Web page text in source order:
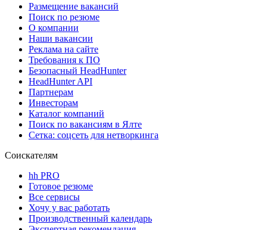
Размещение вакансий
Поиск по резюме
О компании
Наши вакансии
Реклама на сайте
Требования к ПО
Безопасный HeadHunter
HeadHunter API
Партнерам
Инвесторам
Каталог компаний
Поиск по вакансиям в Ялте
Сетка: соцсеть для нетворкинга
Соискателям
hh PRO
Готовое резюме
Все сервисы
Хочу у вас работать
Производственный календарь